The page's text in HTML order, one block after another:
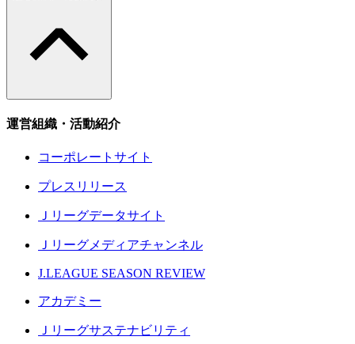
運営組織・活動紹介
コーポレートサイト
プレスリリース
Ｊリーグデータサイト
Ｊリーグメディアチャンネル
J.LEAGUE SEASON REVIEW
アカデミー
Ｊリーグサステナビリティ